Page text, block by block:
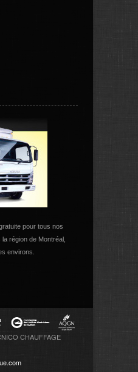
pour tous nos
région de Montréal,
environs.
CHAUFFAGE